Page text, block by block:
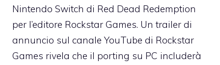
Nintendo Switch di Red Dead Redemption
per l’editore Rockstar Games. Un trailer di
annuncio sul canale YouTube di Rockstar
Games rivela che il porting su PC includerà